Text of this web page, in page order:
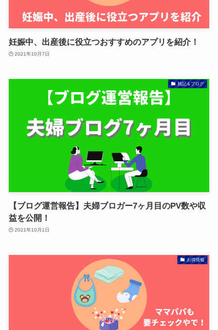
妊娠中、出産後に役立つおすすめのアプリを紹介！
2021年10月7日
雑記＆ブログ
【ブログ運営報告】夫婦ブロガー7ヶ月目のPV数や収
益を公開！
2021年10月1日
お得情報